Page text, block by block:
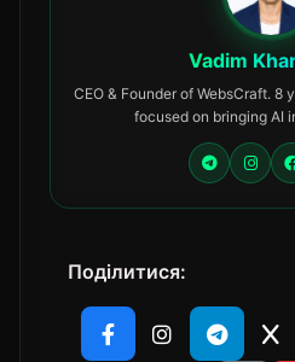
Vadim
CEO & Founder of WebsCraft. 8
focused on bringing AI
Поділитися: